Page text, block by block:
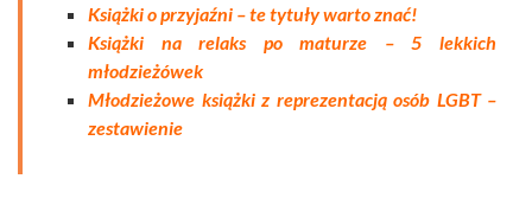
Książki o przyjaźni – te tytuły warto znać!
Książki na relaks po maturze – 5 lekkich
młodzieżówek
Młodzieżowe książki z reprezentacją osób LGBT –
zestawienie